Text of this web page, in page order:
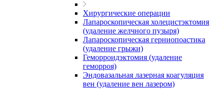
Хирургические операции
Лапароскопическая холецистэктомия
(удаление желчного пузыря)
Лапароскопическая герниопоастика
(удаление грыжи)
Геморроидэктомия (удаление
геморроя)
Эндовазальная лазерная коагуляция
вен (удаление вен лазером)